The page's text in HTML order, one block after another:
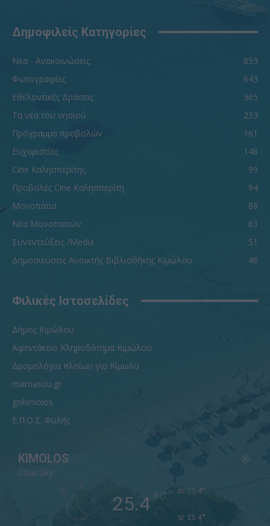
Δημοφιλείς Κατηγορίες
Νεα - Ανακοινώσεις
853
Φωτογραφίες
643
Εθελοντικές Δράσεις
365
Τα νέα του νησιού
233
Πρόγραμμα προβολών
161
Ευχαριστίες
148
Cine Καλησπερίτης
99
Προβολές Cine Καλησπερίτη
94
Μονοπάτια
88
Νέα Μονοπατιών
63
Συνεντεύξεις /Media
51
Δημοσιεύσεις Ανοικτής Βιβλιοθήκης Κιμώλου
46
Φιλικές Ιστοσελίδες
Δήμος Κιμώλου
Αφεντάκειο Κληροδότημα Κιμώλου
Δρομολόγια πλοίων για Κίμωλο
mamasou.gr
gokimolos
Ε.Π.Ο.Σ. Φυλής
KIMOLOS
Clear Sky
25.4° C 25.4°
25.4°